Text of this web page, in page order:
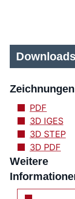
Downloads
Zeichnungen
PDF
3D IGES
3D STEP
3D PDF
Weitere